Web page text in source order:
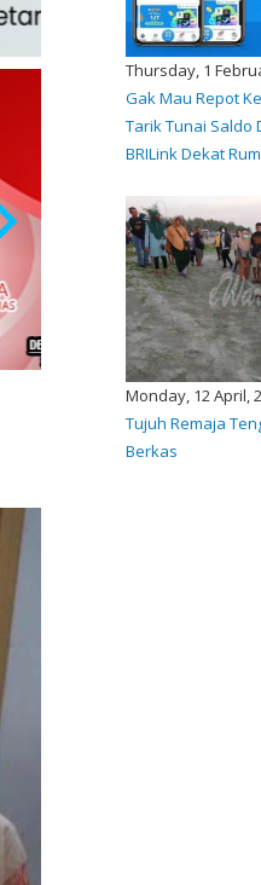
Thursday, 1
Gak Mau Repot
Tarik Tunai Saldo
BRILink Dekat
Monday, 12 April,
Tujuh Remaja
Berkas